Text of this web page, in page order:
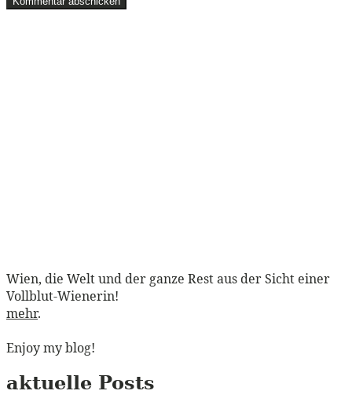
Wien, die Welt und der ganze Rest aus der Sicht einer
Vollblut-Wienerin!
mehr.
Enjoy my blog!
aktuelle Posts